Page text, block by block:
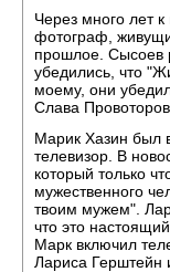
Через много лет
фотограф,
прошлое. Сысоев
убедились, что
моему, они
Слава
Марик Хазин был
телевизор. В
который только
мужественного
твоим мужем".
что это
Марк включил
Лариса Герштейн